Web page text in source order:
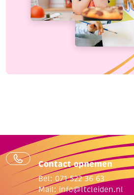
Contact opnemen
Bel: 071 522 36 63
Mail: info@ltcleiden.nl